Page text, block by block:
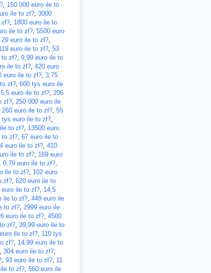
, 150 000 euro ile to
ile to zł?, 3000
, 1800 euro ile to
ile to zł?, 5500 euro
29 euro ile to zł?,
euro ile to zł?, 53
zł?, 9,99 euro ile to
ile to zł?, 420 euro
euro ile to zł?, 3,75
zł?, 600 tys euro ile
5,5 euro ile to zł?, 206
zł?, 250 000 euro ile
260 euro ile to zł?, 55
tys euro ile to zł?,
to zł?, 13500 euro
zł?, 67 euro ile to
euro ile to zł?, 410
ile to zł?, 169 euro
0,79 euro ile to zł?,
ile to zł?, 102 euro
zł?, 620 euro ile to
ile to zł?, 14,5
ile to zł?, 449 euro ile
to zł?, 2999 euro ile
euro ile to zł?, 4500
zł?, 39,99 euro ile to
ile to zł?, 110 tys
zł?, 14,99 euro ile to
304 euro ile to zł?,
, 93 euro ile to zł?, 11
to zł?, 560 euro ile